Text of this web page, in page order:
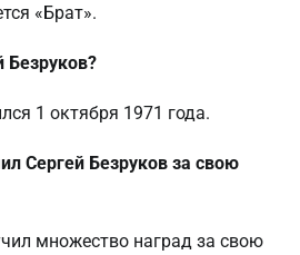
«Брат».
Безруков?
1 октября 1971 года.
Сергей Безруков за свою
множество наград за свою